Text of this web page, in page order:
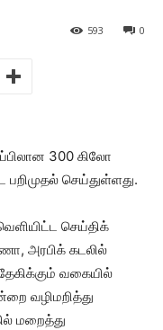
0
593
300 கிலோ
செய்துள்ளது.
செய்திக்
அரபிக் கடலில்
வகையில்
வழிமறித்து
மறைத்து